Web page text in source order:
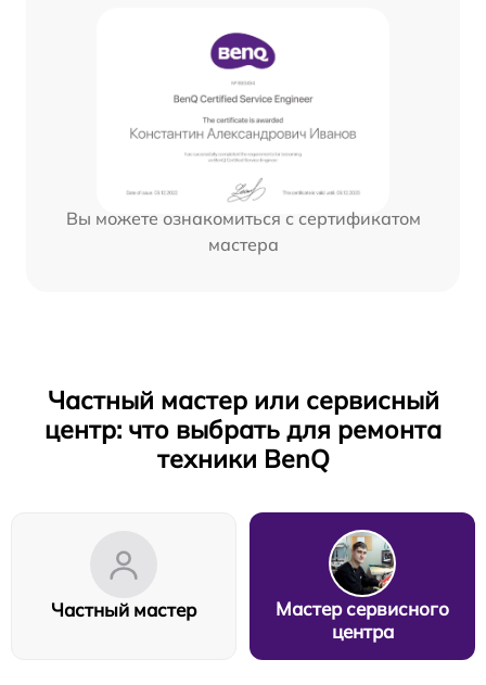
Вы можете ознакомиться с сертификатом
мастера
Частный мастер или сервисный
центр: что выбрать для ремонта
техники BenQ
Частный мастер
Мастер сервисного
центра